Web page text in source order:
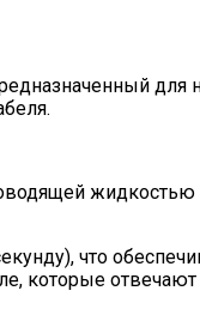
для
что
которые